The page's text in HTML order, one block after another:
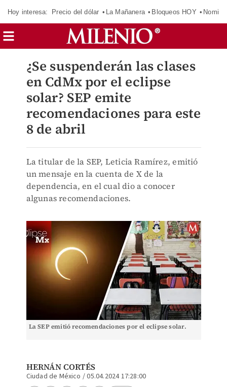
Hoy interesa: Precio del dólar La Mañanera Bloqueos HOY
¿Se suspenderán las clases
en CdMx por el eclipse
solar? SEP emite
recomendaciones para este
8 de abril
La titular de la SEP, Leticia Ramírez, emitió
un mensaje en la cuenta de X de la
dependencia, en el cual dio a conocer
algunas recomendaciones.
La SEP emitió recomendaciones por el eclipse solar.
HERNÁN CORTÉS
Ciudad de México /05.04.2024 17:28:00